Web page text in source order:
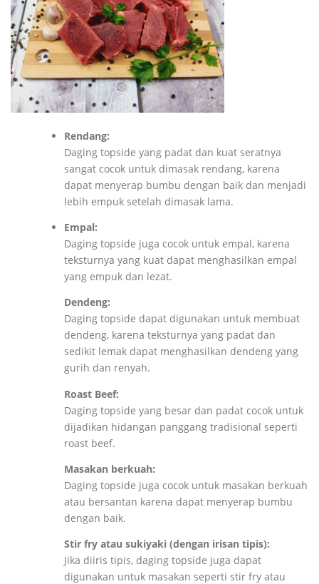
Rendang:
Daging topside yang padat dan kuat seratnya
sangat cocok untuk dimasak rendang, karena
dapat menyerap bumbu dengan baik dan menjadi
lebih empuk setelah dimasak lama.
Empal:
Daging topside juga cocok untuk empal, karena
teksturnya yang kuat dapat menghasilkan empal
yang empuk dan lezat.
Dendeng:
Daging topside dapat digunakan untuk membuat
dendeng, karena teksturnya yang padat dan
sedikit lemak dapat menghasilkan dendeng yang
gurih dan renyah.
Roast Beef:
Daging topside yang besar dan padat cocok untuk
dijadikan hidangan panggang tradisional seperti
roast beef.
Masakan berkuah:
Daging topside juga cocok untuk masakan berkuah
atau bersantan karena dapat menyerap bumbu
dengan baik.
Stir fry atau sukiyaki (dengan irisan tipis):
Jika diiris tipis, daging topside juga dapat
digunakan untuk masakan seperti stir fry atau